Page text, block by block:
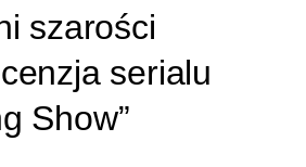
szarości
serialu
Show”